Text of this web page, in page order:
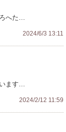
へた…
2024/6/3 13:11
ます…
2024/2/12 11:59